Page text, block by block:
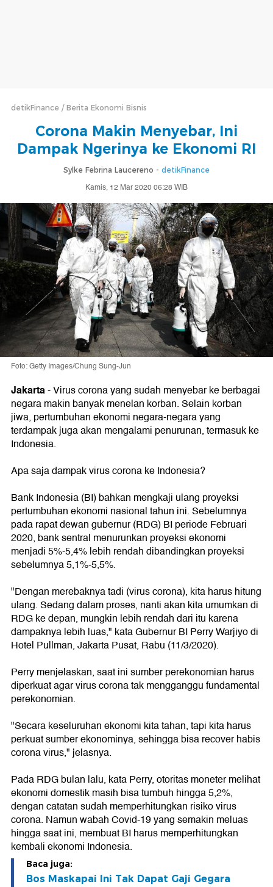
detikFinance Berita Ekonomi Bisnis
Corona Makin Menyebar, Ini
Dampak Ngerinya ke Ekonomi RI
Sylke Febrina Laucereno - detikFinance
Kamis, 12 Mar 2020 06:28 WIB
Foto: Getty Images/Chung Sung-Jun
Jakarta-Virus corona yang sudah menyebar ke berbagai
negara makin banyak menelan korban. Selain korban
jiwa, pertumbuhan ekonomi negara-negara yang
terdampak juga akan mengalami penurunan, termasuk ke
Indonesia.
Apa saja dampak virus corona ke Indonesia?
Bank Indonesia (BI) bahkan mengkaji ulang proyeksi
pertumbuhan ekonomi nasional tahun ini. Sebelumnya
pada rapat dewan gubernur (RDG) BI periode Februari
2020, bank sentral menurunkan proyeksi ekonomi
menjadi 5%-5,4% lebih rendah dibandingkan proyeksi
sebelumnya 5,1%-5,5%.
"Dengan merebaknya tadi (virus corona), kita harus hitung
ulang. Sedang dalam proses, nanti akan kita umumkan di
RDG ke depan, mungkin lebih rendah dari itu karena
dampaknya lebih luas," kata Gubernur BI Perry Warjiyo di
Hotel Pullman, Jakarta Pusat, Rabu (11/3/2020).
Perry menjelaskan, saat ini sumber perekonomian harus
diperkuat agar virus corona tak mengganggu fundamental
perekonomian.
"Secara keseluruhan ekonomi kita tahan, tapi kita harus
perkuat sumber ekonominya, sehingga bisa recover habis
corona virus," jelasnya.
Pada RDG bulan lalu, kata Perry, otoritas moneter melihat
ekonomi domestik masih bisa tumbuh hingga 5,2%,
dengan catatan sudah memperhitungkan risiko virus
corona. Namun wabah Covid-19 yang semakin meluas
hingga saat ini, membuat BI harus memperhitungkan
kembali ekonomi Indonesia.
Baca juga:
Bos Maskapai Ini Tak Dapat Gaji Gegara